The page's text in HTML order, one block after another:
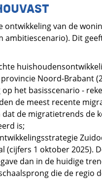
van de
ambitiescenario). Dit
Noord-Brabant
het basisscenario -
de meest recente
dat de migratietrends de
is;
(cijfers 1 oktober 2025).
dan in de huidige
die de regio